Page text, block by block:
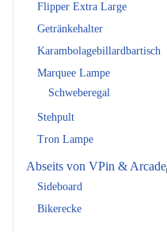
Flipper Extra Large
Getränkehalter
Karambolagebillardbartisch
Marquee Lampe
Schweberegal
Stehpult
Tron Lampe
Abseits von VPin & Arcade
Sideboard
Bikerecke